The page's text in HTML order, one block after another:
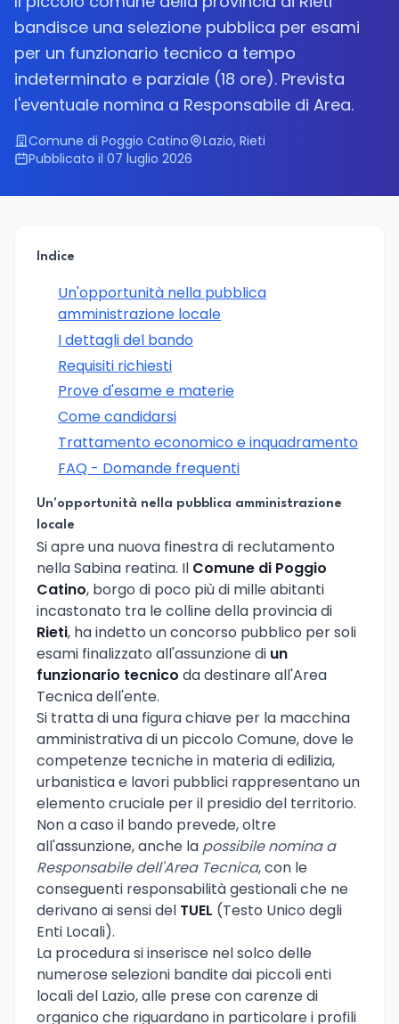
bandisce una selezione pubblica per esami
per un funzionario tecnico a tempo
indeterminato e parziale (18 ore). Prevista
l'eventuale nomina a Responsabile di Area.
Comune di Poggio Catino
Lazio, Rieti
Pubblicato il 07 luglio 2026
Indice
Un'opportunità nella pubblica
amministrazione locale
I dettagli del bando
Requisiti richiesti
Prove d'esame e materie
Come candidarsi
Trattamento economico e inquadramento
FAQ - Domande frequenti
Un'opportunità nella pubblica amministrazione
locale
Si apre una nuova finestra di reclutamento
nella Sabina reatina. Il Comune di Poggio
Catino, borgo di poco più di mille abitanti
incastonato tra le colline della provincia di
Rieti, ha indetto un concorso pubblico per soli
esami finalizzato all'assunzione di un
funzionario tecnico da destinare all'Area
Tecnica dell'ente.
Si tratta di una figura chiave per la macchina
amministrativa di un piccolo Comune, dove le
competenze tecniche in materia di edilizia,
urbanistica e lavori pubblici rappresentano un
elemento cruciale per il presidio del territorio.
Non a caso il bando prevede, oltre
all'assunzione, anche la possibile nomina a
Responsabile dell'Area Tecnica, con le
conseguenti responsabilità gestionali che ne
derivano ai sensi del TUEL (Testo Unico degli
Enti Locali).
La procedura si inserisce nel solco delle
numerose selezioni bandite dai piccoli enti
locali del Lazio, alle prese con carenze di
organico che riguardano in particolare i profili